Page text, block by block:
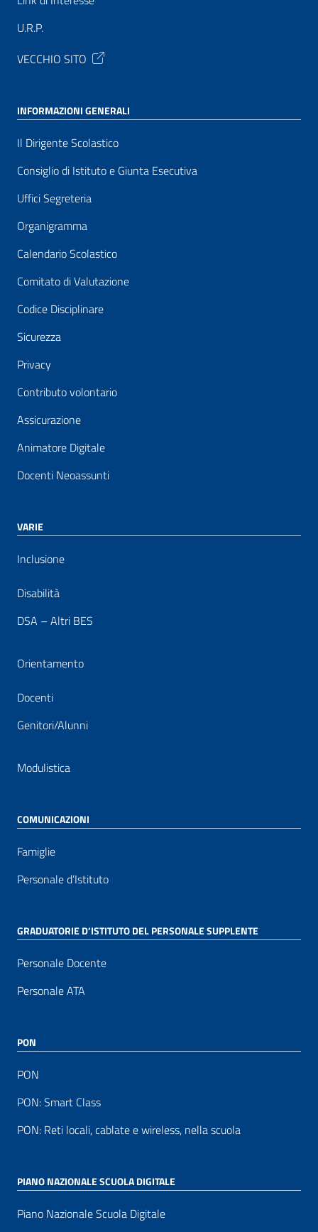
U.R.P.
VECCHIO SITO
INFORMAZIONI GENERALI
Il Dirigente Scolastico
Consiglio di Istituto e Giunta Esecutiva
Uffici Segreteria
Organigramma
Calendario Scolastico
Comitato di Valutazione
Codice Disciplinare
Sicurezza
Privacy
Contributo volontario
Assicurazione
Animatore Digitale
Docenti Neoassunti
VARIE
Inclusione
Disabilità
DSA – Altri BES
Orientamento
Docenti
Genitori/Alunni
Modulistica
COMUNICAZIONI
Famiglie
Personale d’Istituto
GRADUATORIE D’ISTITUTO DEL PERSONALE SUPPLENTE
Personale Docente
Personale ATA
PON
PON
PON: Smart Class
PON: Reti locali, cablate e wireless, nella scuola
PIANO NAZIONALE SCUOLA DIGITALE
Piano Nazionale Scuola Digitale